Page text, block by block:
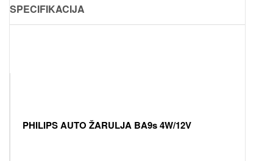
SPECIFIKACIJA
PHILIPS AUTO ŽARULJA BA9s 4W/12V